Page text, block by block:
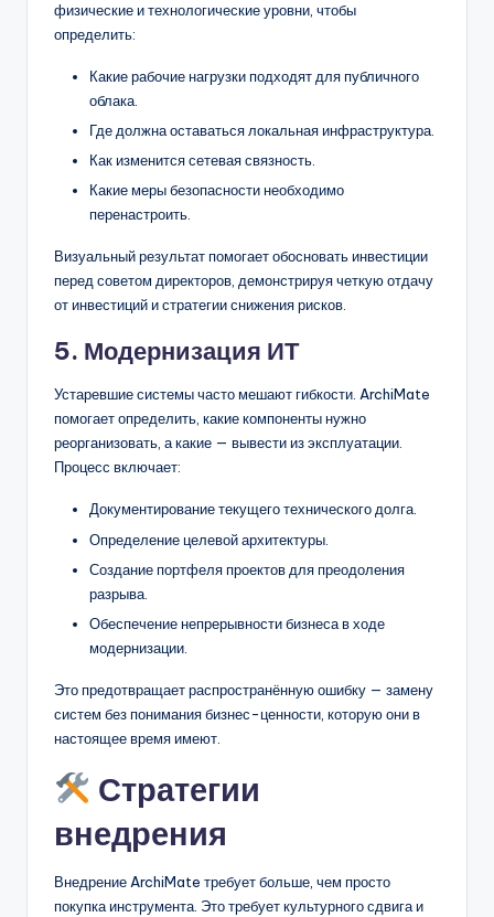
физические и технологические уровни, чтобы
определить:
Какие рабочие нагрузки подходят для публичного
облака.
Где должна оставаться локальная инфраструктура.
Как изменится сетевая связность.
Какие меры безопасности необходимо
перенастроить.
Визуальный результат помогает обосновать инвестиции
перед советом директоров, демонстрируя четкую отдачу
от инвестиций и стратегии снижения рисков.
5. Модернизация ИТ
Устаревшие системы часто мешают гибкости. ArchiMate
помогает определить, какие компоненты нужно
реорганизовать, а какие — вывести из эксплуатации.
Процесс включает:
Документирование текущего технического долга.
Определение целевой архитектуры.
Создание портфеля проектов для преодоления
разрыва.
Обеспечение непрерывности бизнеса в ходе
модернизации.
Это предотвращает распространённую ошибку — замену
систем без понимания бизнес-ценности, которую они в
настоящее время имеют.
Стратегии
внедрения
Внедрение ArchiMate требует больше, чем просто
покупка инструмента. Это требует культурного сдвига и